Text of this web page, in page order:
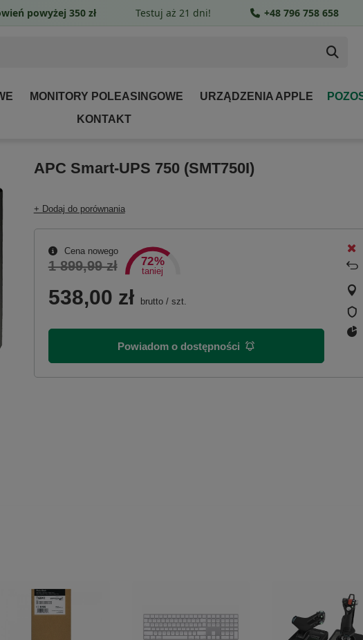
MONITORY POLEASINGOWE URZĄDZENIA APPLE
KONTAKT
APC Smart-UPS 750 (SMT750I)
+ Dodaj do porównania
Cena nowego
1 899,99 zł 72%
taniej
538,00 zł brutto/ szt.
Powiadom o dostępności
powyżej 350 zł Testuj aż 21 dni! +48 796 758 658